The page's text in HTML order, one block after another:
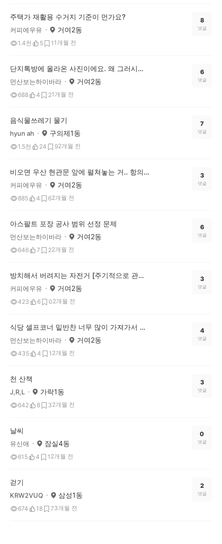
주택가 재활용 수거지 기준이 먼가요?
커피에우유 거여2동
1.4천 5 1 1개월 전
8
댓글
단지톡방에 올라온 사진이에요. 왜 그러시는 걸까요?
먼산보는하이바라 거여2동
688 4 21개월 전
6
댓글
음식물쓰레기 물기
hyun ah 구의제1동
1.5천 24 92개월 전
7
댓글
비오면 우산 현관문 앞에 펼쳐놓는 거.. 항의하고 싶네요.
커피에우유 거여2동
885 4 62개월 전
3
댓글
아스팔트 포장 공사 범위 선정 문제
먼산보는하이바라 거여2동
646 7 22개월 전
6
댓글
방치해서 버려지는 자전거 [주기적으로 관리하는데 매번 생기네요]
커피에우유 거여2동
423 6 02개월 전
3
댓글
식당 셀프코너 밑반찬 너무 많이 가져가서 남기지 맙시다!!
먼산보는하이바라 거여2동
435 4 1 2개월 전
4
댓글
천 산책
J,R,L 가락1동
642 8 32개월 전
3
댓글
날씨
유신애 잠실4동
615 4 1 2개월 전
0
댓글
걷기
KRW2VUQ 삼성1동
674 18 73개월 전
2
댓글